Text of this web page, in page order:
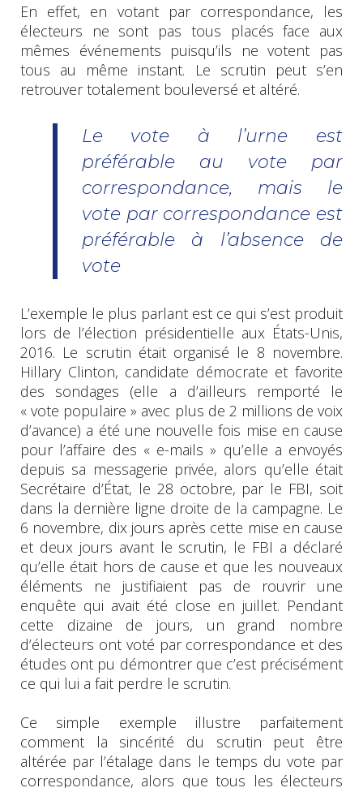
En effet, en votant par correspondance, les
électeurs ne sont pas tous placés face aux
mêmes événements puisqu’ils ne votent pas
tous au même instant. Le scrutin peut s’en
retrouver totalement bouleversé et altéré.
Le vote à l’urne est
préférable au vote par
correspondance, mais le
vote par correspondance est
préférable à l’absence de
vote
L’exemple le plus parlant est ce qui s’est produit
lors de l’élection présidentielle aux États-Unis,
2016. Le scrutin était organisé le 8 novembre.
Hillary Clinton, candidate démocrate et favorite
des sondages (elle a d’ailleurs remporté le
« vote populaire » avec plus de 2 millions de voix
d’avance) a été une nouvelle fois mise en cause
pour l’affaire des « e-mails » qu’elle a envoyés
depuis sa messagerie privée, alors qu’elle était
Secrétaire d’État, le 28 octobre, par le FBI, soit
dans la dernière ligne droite de la campagne. Le
6 novembre, dix jours après cette mise en cause
et deux jours avant le scrutin, le FBI a déclaré
qu’elle était hors de cause et que les nouveaux
éléments ne justifiaient pas de rouvrir une
enquête qui avait été close en juillet. Pendant
cette dizaine de jours, un grand nombre
d’électeurs ont voté par correspondance et des
études ont pu démontrer que c’est précisément
ce qui lui a fait perdre le scrutin.
Ce simple exemple illustre parfaitement
comment la sincérité du scrutin peut être
altérée par l’étalage dans le temps du vote par
correspondance, alors que tous les électeurs